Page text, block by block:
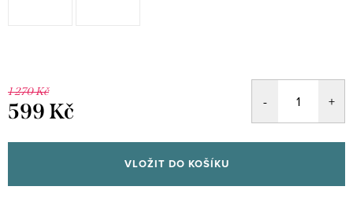
1 270 Kč
599 Kč
cena:
VLOŽIT DO KOŠÍKU